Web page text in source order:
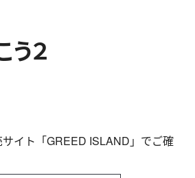
２
イト「GREED ISLAND」でご確